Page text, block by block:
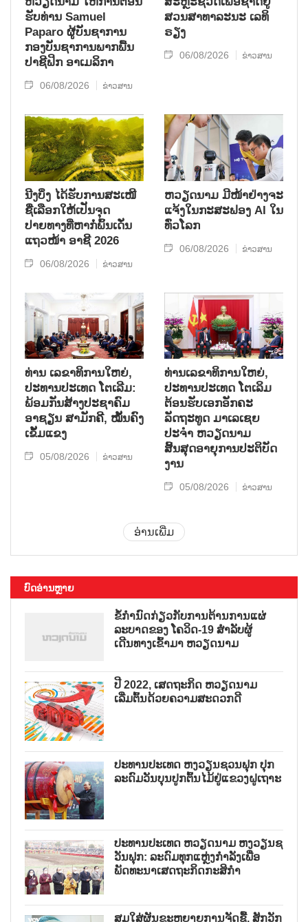
ຮັບ​ທ່ານ Samuel
Paparo ຜູ້​ບັນ​ຊາ​ການ
ກອງ​ບັນ​ຊາ​ການພາກ​ພື້ນ​
ປາ​ຊີ​ຟິກ ອາ​ເມ​ລິ​ກາ
06/08/2026 ຂ່າວສານ
ສວນ​ສາ​ທາ​ລະ​ນະ ເລ​ທິ​
ຣຽງ
06/08/2026 ຂ່າວສານ
ນີງບິ່ງ ໄດ້ຮັບການສະເໜີ
ຊື່ເລືອກໃຫ້ເປັນຈຸດ
ປາຍທາງທີ່ຫາກໍ່ພົ້ນເດັ່ນ
ແຖວໜ້າ ອາຊີ 2026
06/08/2026 ຂ່າວສານ
ຫວຽດນາມ ມີໜ້າຢ່າງຈະ
ແຈ້ງໃນກະສະຟອງ AI ໃນ
ທົ່ວໂລກ
06/08/2026 ຂ່າວສານ
ທ່ານ ເລຂາທິການໃຫຍ່,
ປະທານປະເທດ ໂຕເລີມ:
ພ້ອມກັນສ້າງປະຊາຄົມ
ອາຊຽນ ສາມັກຄີ, ໝັ້ນຄົງ
ເຂັ້ມແຂງ
05/08/2026 ຂ່າວສານ
ທ່ານເລຂາທິການໃຫຍ່,
ປະທານປະເທດ ໂຕເລິມ
ຕ້ອນຮັບເອກອັກຄະ
ລັດຖະທູດ ມາເລເຊຍ
ປະຈຳ ຫວຽດນາມ
ສິ້ນສຸດອາຍຸການປະຕິບັດ
ງານ
05/08/2026 ຂ່າວສານ
ອ່ານເພີ່ມ
ບົດອ່ານຫຼາຍ
ຂໍ້ກຳນົດກ່ຽວກັບການຕ້ານການແຜ່
ລະບາດຂອງ ໂຄວິດ-19 ສຳລັບຜູ້
ເດີນທາງເຂົ້າມາ ຫວຽດນາມ
ປີ 2022, ເສດຖະກິດ ຫວຽດນາມ
ເລີ່ມຕົ້ນດ້ວຍຄວາມສະດວກດີ
ປະທານປະເທດ ຫງວຽນຊວນຟຸກ ປຸກ
ລະດົມວັນບຸນປູກຕົ້ນໄມ້ຢູ່ແຂວງຝູເຖາະ
ປະທານປະເທດ ຫວຽດນາມ ຫງວຽນຊ
ວັນຟຸກ: ລະດົມທຸກແຫຼ່ງກຳລັງເພື່ອ
ພັດທະນາເສດຖະກິດກະສິກຳ
ສຸມໃສ່ຜັນຂະຫຍາຍການຈັດຊື້, ສັກວັກ